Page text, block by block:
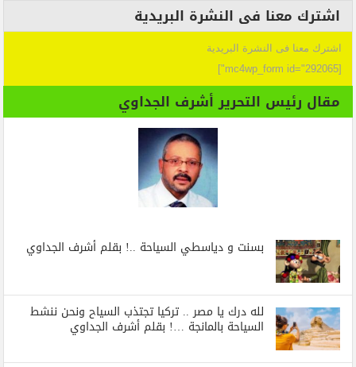
اشترك معنا فى النشرة البريدية
اشترك معنا فى النشرة البريدية
[mc4wp_form id="292065"]
مقال رئيس التحرير أشرف الجداوي
بسنت و دياسطي السياحة ..! بقلم أشرف الجداوي
لله درك يا مصر .. تركيا تجتذب السياح ونحن ننشط
السياحة بالمانجة …! بقلم أشرف الجداوي